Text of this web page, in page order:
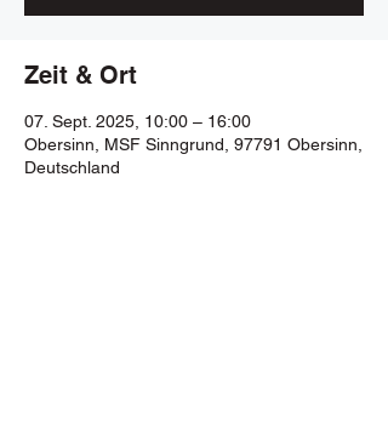
Zeit & Ort
07. Sept. 2025, 10:00 – 16:00
Obersinn, MSF Sinngrund, 97791 Obersinn,
Deutschland